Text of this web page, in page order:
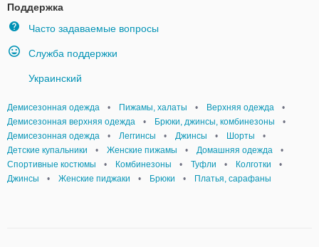
Поддержка
Часто задаваемые вопросы
Служба поддержки
Украинский
Демисезонная одежда • Пижамы, халаты • Верхняя одежда
•
Демисезонная верхняя одежда
• Брюки, джинсы, комбинезоны
•
Демисезонная одежда
• Леггинсы • Джинсы • Шорты
•
Детские купальники
• Женские пижамы • Домашняя одежда
•
Спортивные костюмы
• Комбинезоны • Туфли • Колготки
•
Джинсы
• Женские пиджаки • Брюки • Платья, сарафаны